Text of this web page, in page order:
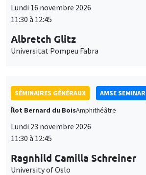
Lundi 16 novembre 2026
11:30 à 12:45
Albretch Glitz
Universitat Pompeu Fabra
SÉMINAIRES GÉNÉRAUX
AMSE SEMINAR
Îlot Bernard du BoisAmphithéâtre
Lundi 23 novembre 2026
11:30 à 12:45
Ragnhild Camilla Schreiner
University of Oslo